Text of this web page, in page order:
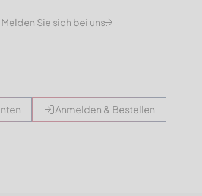
Melden Sie sich bei uns.
Anmelden & Bestellen